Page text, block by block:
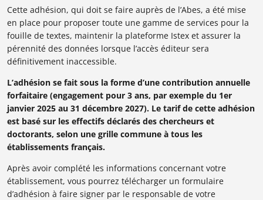
Cette adhésion, qui doit se faire auprès de l’Abes, a été mise
en place pour proposer toute une gamme de services pour la
fouille de textes, maintenir la plateforme Istex et assurer la
pérennité des données lorsque l’accès éditeur sera
définitivement inaccessible.
L’adhésion se fait sous la forme d’une contribution annuelle
forfaitaire (engagement pour 3 ans, par exemple du 1er
janvier 2025 au 31 décembre 2027). Le tarif de cette adhésion
est basé sur les effectifs déclarés des chercheurs et
doctorants, selon une grille commune à tous les
établissements français.
Après avoir complété les informations concernant votre
établissement, vous pourrez télécharger un formulaire
d’adhésion à faire signer par le responsable de votre